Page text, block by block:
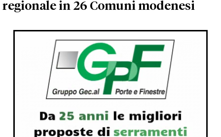
regionale in 26 Comuni modenesi